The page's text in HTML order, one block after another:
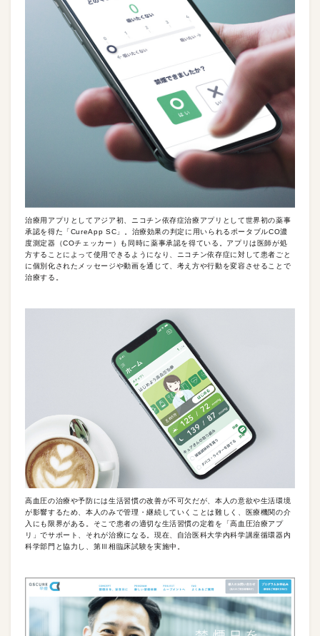
治療用アプリとしてアジア初、ニコチン依存症治療アプリとして世界初の薬事
承認を得た「CureApp SC」。治療効果の判定に用いられるポータブルCO濃
度測定器（COチェッカー）も同時に薬事承認を得ている。アプリは医師が処
方することによって使用できるようになり、ニコチン依存症に対して患者ごと
に個別化されたメッセージや動画を通じて、考え方や行動を変容させることで
治療する。
高血圧の治療や予防には生活習慣の改善が不可欠だが、本人の意欲や生活環境
が影響するため、本人のみで管理・継続していくことは難しく、医療機関の介
入にも限界がある。そこで患者の適切な生活習慣の定着を「高血圧治療アプ
リ」でサポート、それが治療になる。現在、自治医科大学内科学講座循環器内
科学部門と協力し、第Ⅲ相臨床試験を実施中。